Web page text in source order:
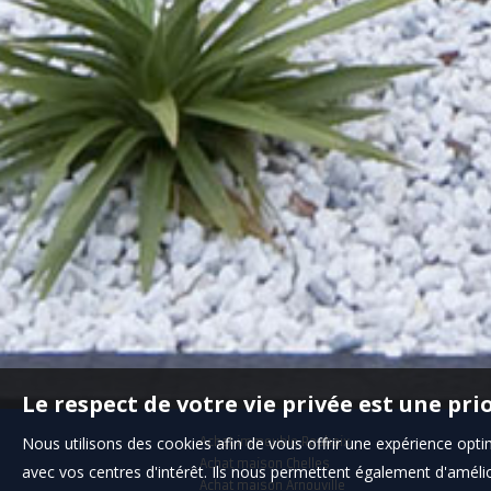
Achat immeuble Roubaix
Achat maison Chelles
Achat maison Arnouville
Le respect de votre vie privée est une
Nous utilisons des cookies afin de vous offrir une expérience
avec vos centres d'intérêt. Ils nous permettent également